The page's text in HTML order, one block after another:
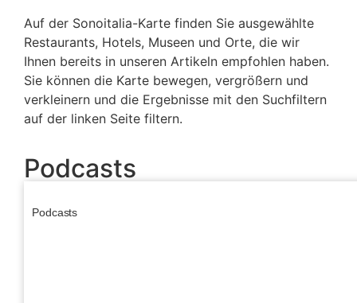
Auf der Sonoitalia-Karte finden Sie ausgewählte
Restaurants, Hotels, Museen und Orte, die wir
Ihnen bereits in unseren Artikeln empfohlen haben.
Sie können die Karte bewegen, vergrößern und
verkleinern und die Ergebnisse mit den Suchfiltern
auf der linken Seite filtern.
Podcasts
Podcasts